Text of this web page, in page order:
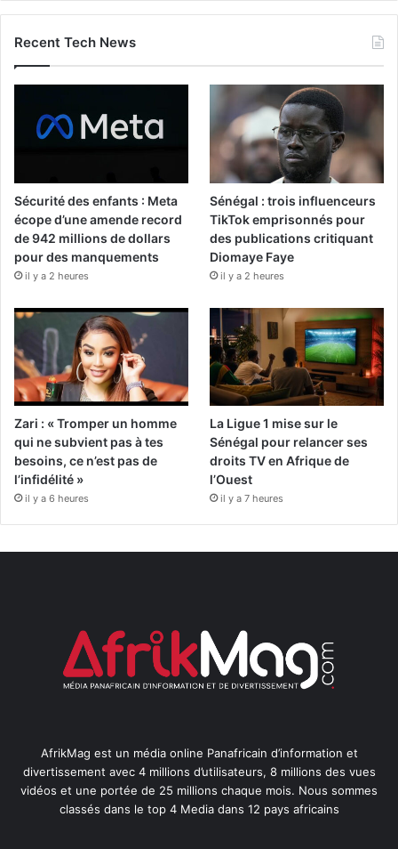
Recent Tech News
Sécurité des enfants : Meta
écope d’une amende record
de 942 millions de dollars
pour des manquements
il y a 2 heures
Sénégal : trois influenceurs
TikTok emprisonnés pour
des publications critiquant
Diomaye Faye
il y a 2 heures
Zari : « Tromper un homme
qui ne subvient pas à tes
besoins, ce n’est pas de
l’infidélité »
il y a 6 heures
La Ligue 1 mise sur le
Sénégal pour relancer ses
droits TV en Afrique de
l’Ouest
il y a 7 heures
AfrikMag est un média online Panafricain d’information et
divertissement avec 4 millions d’utilisateurs, 8 millions des vues
vidéos et une portée de 25 millions chaque mois. Nous sommes
classés dans le top 4 Media dans 12 pays africains